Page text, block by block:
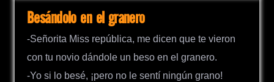
Besándolo en el granero
-Señorita Miss república, me dicen que te vieron
con tu novio dándole un beso en el granero.
-Yo si lo besé, ¡pero no le sentí ningún grano!